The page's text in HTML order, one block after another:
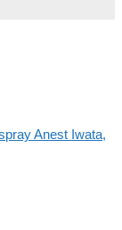
Anest Iwata,